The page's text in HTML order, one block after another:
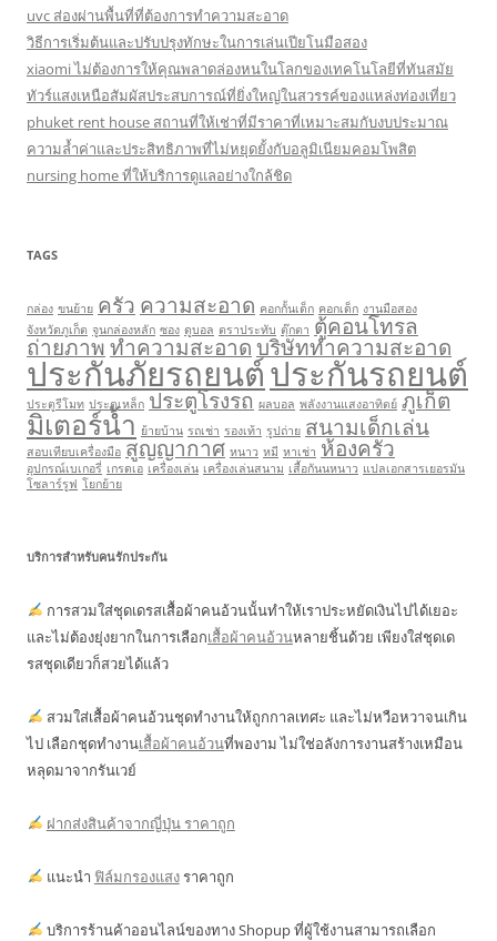
uvc ส่องผ่านพื้นที่ที่ต้องการทำความสะอาด
วิธีการเริ่มต้นและปรับปรุงทักษะในการเล่นเปียโนมือสอง
xiaomi ไม่ต้องการให้คุณพลาดล่องหนในโลกของเทคโนโลยีที่ทันสมัย
ทัวร์แสงเหนือสัมผัสประสบการณ์ที่ยิ่งใหญ่ในสวรรค์ของแหล่งท่องเที่ยว
phuket rent house สถานที่ให้เช่าที่มีราคาที่เหมาะสมกับงบประมาณ
ความล้ำค่าและประสิทธิภาพที่ไม่หยุดยั้งกับอลูมิเนียมคอมโพสิต
nursing home ที่ให้บริการดูแลอย่างใกล้ชิด
TAGS
กล่อง ขนย้าย ครัว ความสะอาด คอกกั้นเด็ก คอกเด็ก งานมือสอง
จังหวัดภูเก็ต จูนกล่องหลัก ซอง ดูบอล ตราประทับ ตุ๊กตา ตู้คอนโทรล
ถ่ายภาพทำความสะอาดบริษัททำความสะอาด
ประกันภัยรถยนต์ประกันรถยนต์
ประตูรีโมท ประตูเหล็ก ประตูโรงรถ ผลบอล พลังงานแสงอาทิตย์ ภูเก็ต
มิเตอร์น้ำ ย้ายบ้าน รถเช่า รองเท้า รูปถ่าย สนามเด็กเล่น
สอบเทียบเครื่องมือ สูญญากาศ หนาว หมี หาเช่า ห้องครัว
อุปกรณ์เบเกอรี่ เกรดเอ เครื่องเล่น เครื่องเล่นสนาม เสื้อกันนหนาว แปลเอกสารเยอรมัน
โซลาร์รูฟ โยกย้าย
บริการสำหรับคนรักประกัน
การสวมใส่ชุดเดรสเสื้อผ้าคนอ้วนนั้นทำให้เราประหยัดเงินไปได้เยอะ
และไม่ต้องยุ่งยากในการเลือกเสื้อผ้าคนอ้วนหลายชิ้นด้วย เพียงใส่ชุดเด
รสชุดเดียวก็สวยได้แล้ว
สวมใส่เสื้อผ้าคนอ้วนชุดทำงานให้ถูกกาลเทศะ และไม่หวือหวาจนเกิน
ไป เลือกชุดทำงานเสื้อผ้าคนอ้วนที่พองาม ไม่ใช่อลังการงานสร้างเหมือน
หลุดมาจากรันเวย์
ฝากส่งสินค้าจากญี่ปุ่น ราคาถูก
แนะนำ ฟิล์มกรองแสงราคาถูก
บริการร้านค้าออนไลน์ของทาง Shopup ที่ผู้ใช้งานสามารถเลือก